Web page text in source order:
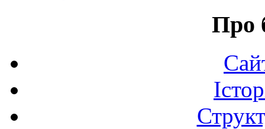
Про